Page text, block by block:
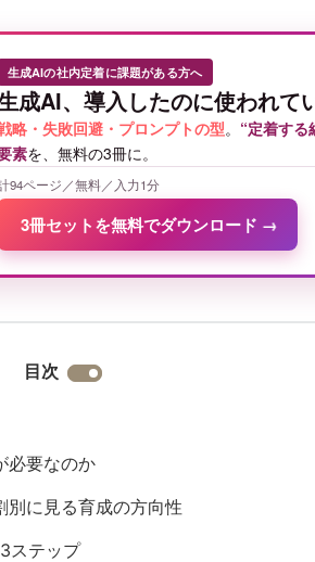
生成AIの社内定着に課題がある方へ
成AI、導入したのに使われて
略・失敗回避・プロンプトの型。 “定着する
素を、無料の3冊に。
94ページ／無料／入力1分
3冊セットを無料でダウンロード →
目次
必要なのか
別に見る育成の方向性
ステップ